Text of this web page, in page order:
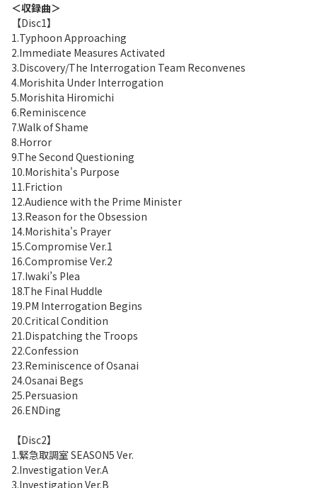
＜収録曲＞
【Disc1】
1.Typhoon Approaching
2.Immediate Measures Activated
3.Discovery/The Interrogation Team Reconvenes
4.Morishita Under Interrogation
5.Morishita Hiromichi
6.Reminiscence
7.Walk of Shame
8.Horror
9.The Second Questioning
10.Morishita's Purpose
11.Friction
12.Audience with the Prime Minister
13.Reason for the Obsession
14.Morishita's Prayer
15.Compromise Ver.1
16.Compromise Ver.2
17.Iwaki’s Plea
18.The Final Huddle
19.PM Interrogation Begins
20.Critical Condition
21.Dispatching the Troops
22.Confession
23.Reminiscence of Osanai
24.Osanai Begs
25.Persuasion
26.ENDing
【Disc2】
1.緊急取調室 SEASON5 Ver.
2.Investigation Ver.A
3.Investigation Ver.B